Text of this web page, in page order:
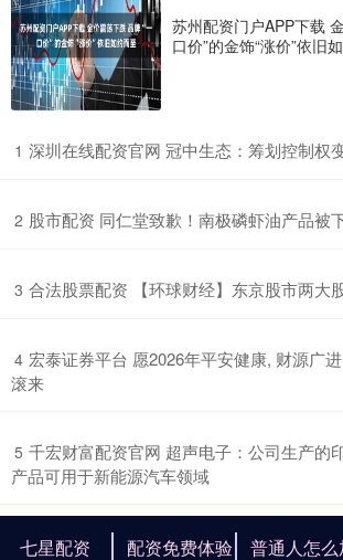
苏州配资门户APP下载
口价”的金饰“涨价”依旧
1 深圳在线配资官网 冠中生态：筹划控制权
2 股市配资 同仁堂致歉！南极磷虾油产品被
3 合法股票配资 【环球财经】东京股市两大
4 宏泰证券平台 愿2026年平安健康, 财源广
滚来
5 千宏财富配资官网 超声电子：公司生产的
产品可用于新能源汽车领域
七星配资 配资免费体验 普通人怎么